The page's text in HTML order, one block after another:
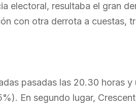
electoral, resultaba el gran
con otra derrota a cuestas,
pasadas las 20.30 horas
En segundo lugar,